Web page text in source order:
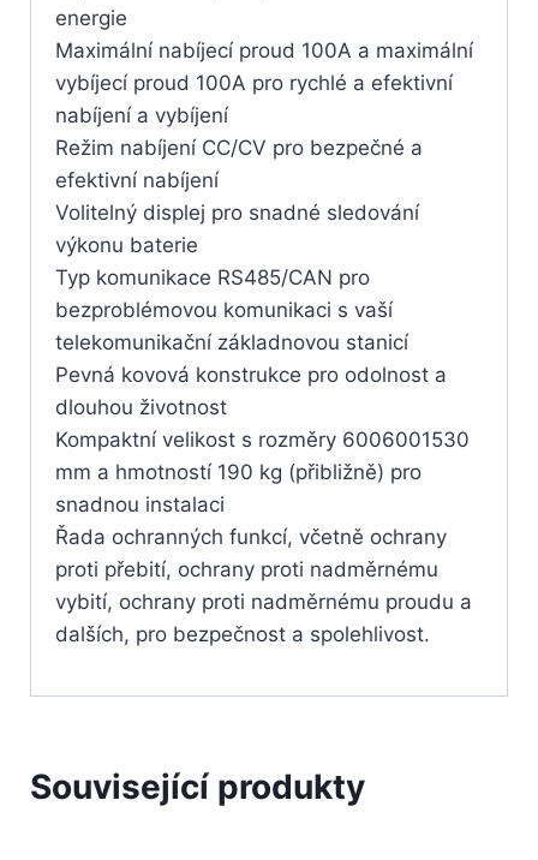
energie
Maximální nabíjecí proud 100A a maximální
vybíjecí proud 100A pro rychlé a efektivní
nabíjení a vybíjení
Režim nabíjení CC/CV pro bezpečné a
efektivní nabíjení
Volitelný displej pro snadné sledování
výkonu baterie
Typ komunikace RS485/CAN pro
bezproblémovou komunikaci s vaší
telekomunikační základnovou stanicí
Pevná kovová konstrukce pro odolnost a
dlouhou životnost
Kompaktní velikost s rozměry 6006001530
mm a hmotností 190 kg (přibližně) pro
snadnou instalaci
Řada ochranných funkcí, včetně ochrany
proti přebití, ochrany proti nadměrnému
vybití, ochrany proti nadměrnému proudu a
dalších, pro bezpečnost a spolehlivost.
Související produkty